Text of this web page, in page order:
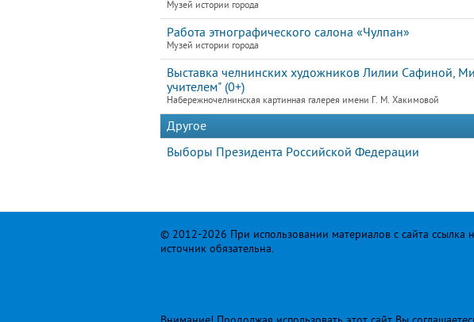
Музей истории города
Работа этнографического салона «Чулпан»
Музей истории города
Выставка челнинских художников Лилии Сафиной,
учителем" (0+)
Набережночелнинская картинная галерея имени Г. М. Хакимовой
Другое
Выборы Президента Российской Федерации
© 2012-2026 При использовании материалов с сайта ссылка
источник обязательна.